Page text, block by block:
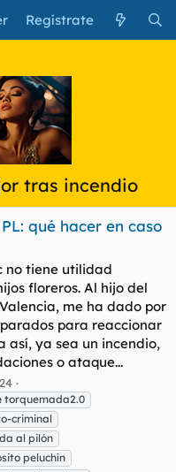
Regístrate
tras incendio
qué hacer en caso
no tiene utilidad
floreros. Al hijo del
me ha dado por
para reaccionar
ya sea un incendio,
o ataque...
torquemada2.0
criminal
al pilón
peluchín